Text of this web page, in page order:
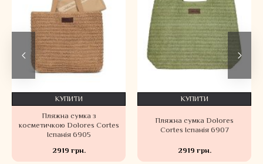
Пляжна сумка з
косметичкою Dolores Cortes
Іспанія 6905
2919 грн.
КУПИТИ
Пляжна сумка Dolores
Cortes Іспанія 6907
2919 грн.
КУПИТИ